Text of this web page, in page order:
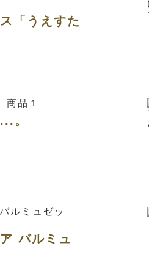
「うえすた
。
バルミュ